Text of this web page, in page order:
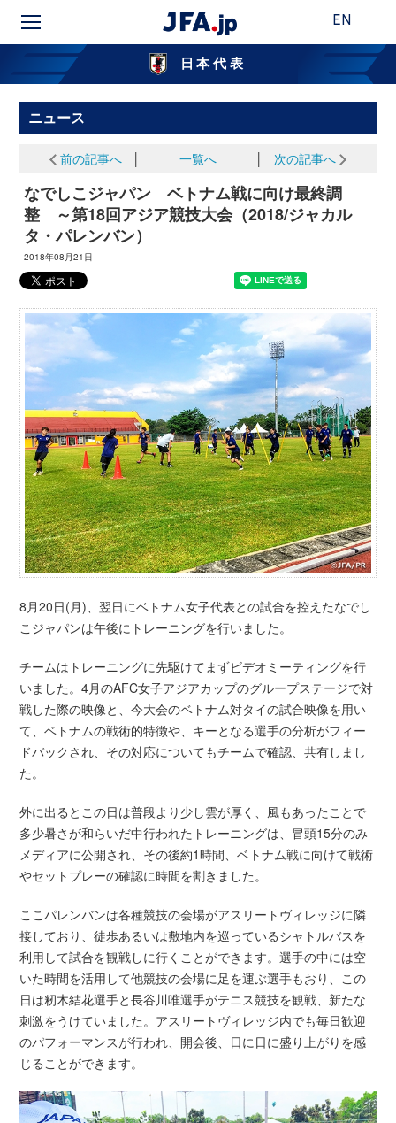
EN
日本代表
ニュース
前の記事へ 一覧へ 次の記事へ
なでしこジャパン ベトナム戦に向け最終調
整 ～第18回アジア競技大会（2018/ジャカル
タ・パレンバン）
2018年08月21日
8月20日(月)、翌日にベトナム女子代表との試合を控えたなでし
こジャパンは午後にトレーニングを行いました。
チームはトレーニングに先駆けてまずビデオミーティングを行
いました。4月のAFC女子アジアカップのグループステージで対
戦した際の映像と、今大会のベトナム対タイの試合映像を用い
て、ベトナムの戦術的特徴や、キーとなる選手の分析がフィー
ドバックされ、その対応についてもチームで確認、共有しまし
た。
外に出るとこの日は普段より少し雲が厚く、風もあったことで
多少暑さが和らいだ中行われたトレーニングは、冒頭15分のみ
メディアに公開され、その後約1時間、ベトナム戦に向けて戦術
やセットプレーの確認に時間を割きました。
ここパレンバンは各種競技の会場がアスリートヴィレッジに隣
接しており、徒歩あるいは敷地内を巡っているシャトルバスを
利用して試合を観戦しに行くことができます。選手の中には空
いた時間を活用して他競技の会場に足を運ぶ選手もおり、この
日は籾木結花選手と長谷川唯選手がテニス競技を観戦、新たな
刺激をうけていました。アスリートヴィレッジ内でも毎日歓迎
のパフォーマンスが行われ、開会後、日に日に盛り上がりを感
じることができます。